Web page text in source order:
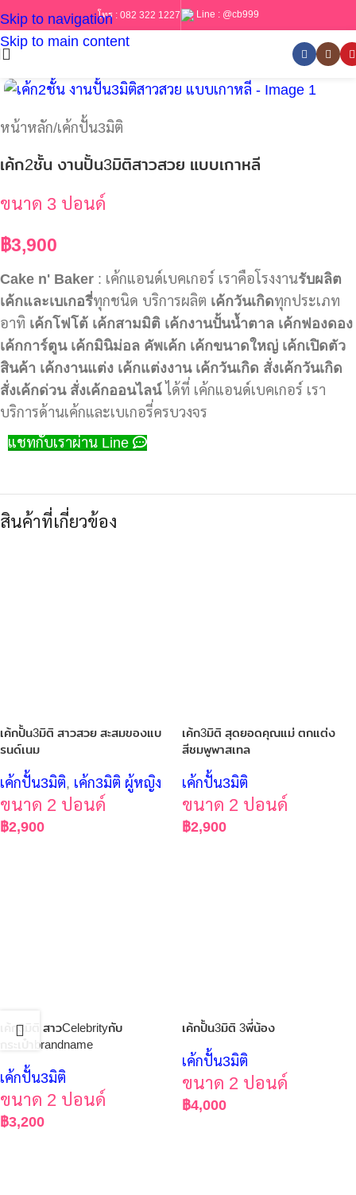
Skip to navigation
Skip to main content
โทร : 082 322 1227 Line : @cb999
หน้าหลัก/เค้กปั้น3มิติ
เค้ก2ชั้น งานปั้น3มิติสาวสวย แบบเกาหลี
ขนาด 3 ปอนด์
฿3,900
Cake n' Baker : เค้กแอนด์เบคเกอร์ เราคือโรงงานรับผลิต
เค้กและเบเกอรี่ทุกชนิด บริการผลิต เค้กวันเกิดทุกประเภท
อาทิ เค้กโฟโต้ เค้กสามมิติ เค้กงานปั้นน้ำตาล เค้กฟองดอง
เค้กการ์ตูน เค้กมินิม่อล คัพเค้ก เค้กขนาดใหญ่ เค้กเปิดตัว
สินค้า เค้กงานแต่ง เค้กแต่งงาน เค้กวันเกิด สั่งเค้กวันเกิด
สั่งเค้กด่วน สั่งเค้กออนไลน์ได้ที่ เค้กแอนด์เบคเกอร์ เรา
บริการด้านเค้กและเบเกอรี่ครบวงจร
แชทกับเราผ่าน Line
สินค้าที่เกี่ยวข้อง
เค้กปั้น3มิติ สาวสวย สะสมของแบ
รนด์เนม
เค้กปั้น3มิติ, เค้ก3มิติ ผู้หญิง
ขนาด 2 ปอนด์
฿2,900
เค้ก3มิติ สุดยอดคุณแม่ ตกแต่ง
สีชมพูพาสเทล
เค้กปั้น3มิติ
ขนาด 2 ปอนด์
฿2,900
เค้ก3มิติ สาวCelebrityกับ
กระเป๋าbrandname
เค้กปั้น3มิติ
ขนาด 2 ปอนด์
฿3,200
เค้กปั้น3มิติ 3พี่น้อง
เค้กปั้น3มิติ
ขนาด 2 ปอนด์
฿4,000